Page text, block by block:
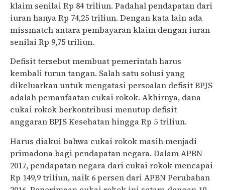
klaim senilai Rp 84 triliun. Padahal pendapatan dari
iuran hanya Rp 74,25 triliun. Dengan kata lain ada
missmatch antara pembayaran klaim dengan iuran
senilai Rp 9,75 triliun.
Defisit tersebut membuat pemerintah harus
kembali turun tangan. Salah satu solusi yang
dikeluarkan untuk mengatasi persoalan defisit BPJS
adalah pemanfaatan cukai rokok. Akhirnya, dana
cukai rokok berkontribusi menutup defisit
anggaran BPJS Kesehatan hingga Rp 5 triliun.
Harus diakui bahwa cukai rokok masih menjadi
primadona bagi pendapatan negara. Dalam APBN
2017, pendapatan negara dari cukai rokok mencapai
Rp 149,9 triliun, naik 6 persen dari APBN Perubahan